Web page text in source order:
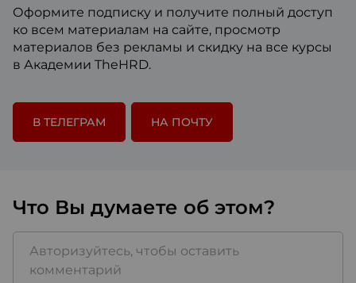
Оформите подписку и получите полный доступ
ко всем материалам на сайте, просмотр
материалов без рекламы и скидку на все курсы
в Академии TheHRD.
В ТЕЛЕГРАМ НА ПОЧТУ
Что Вы думаете об этом?